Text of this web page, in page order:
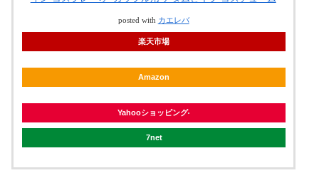
posted with カエレバ
楽天市場
Amazon
Yahooショッピング
7net